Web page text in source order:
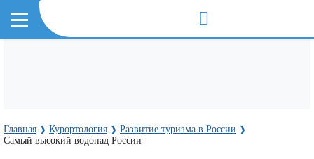
Главная ❱ Курортология ❱ Развитие туризма в России ❱
Самый высокий водопад России